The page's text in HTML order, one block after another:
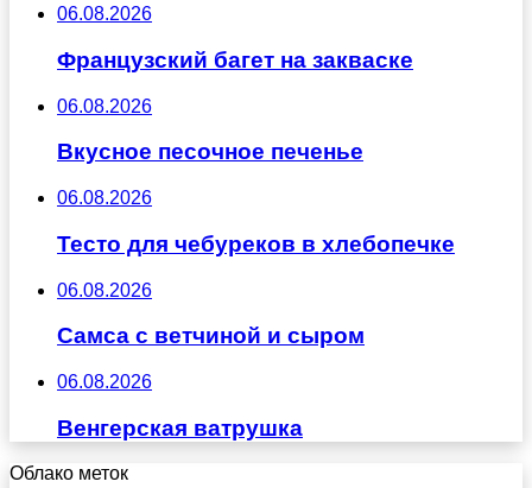
06.08.2026
Французский багет на закваске
06.08.2026
Вкусное песочное печенье
06.08.2026
Тесто для чебуреков в хлебопечке
06.08.2026
Самса с ветчиной и сыром
06.08.2026
Венгерская ватрушка
Облако меток